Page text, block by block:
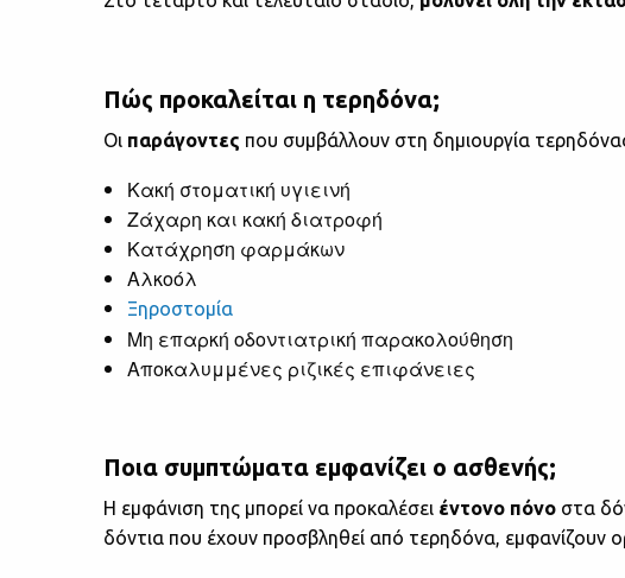
Πώς προκαλείται η τερηδόνα;
Οι παράγοντες που συμβάλλουν στη δημιουργία τερηδόνας
Κακή στοματική υγιεινή
Ζάχαρη και κακή διατροφή
Κατάχρηση φαρμάκων
Αλκοόλ
Ξηροστομία
Μη επαρκή οδοντιατρική παρακολούθηση
Αποκαλυμμένες ριζικές επιφάνειες
Ποια συμπτώματα εμφανίζει ο ασθενής;
Η εμφάνιση της μπορεί να προκαλέσει έντονο πόνο στα
δόντια που έχουν προσβληθεί από τερηδόνα, εμφανίζουν